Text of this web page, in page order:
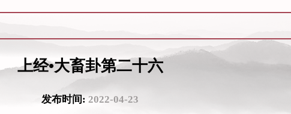
上经•大畜卦第二十六
发布时间: 2022-04-23